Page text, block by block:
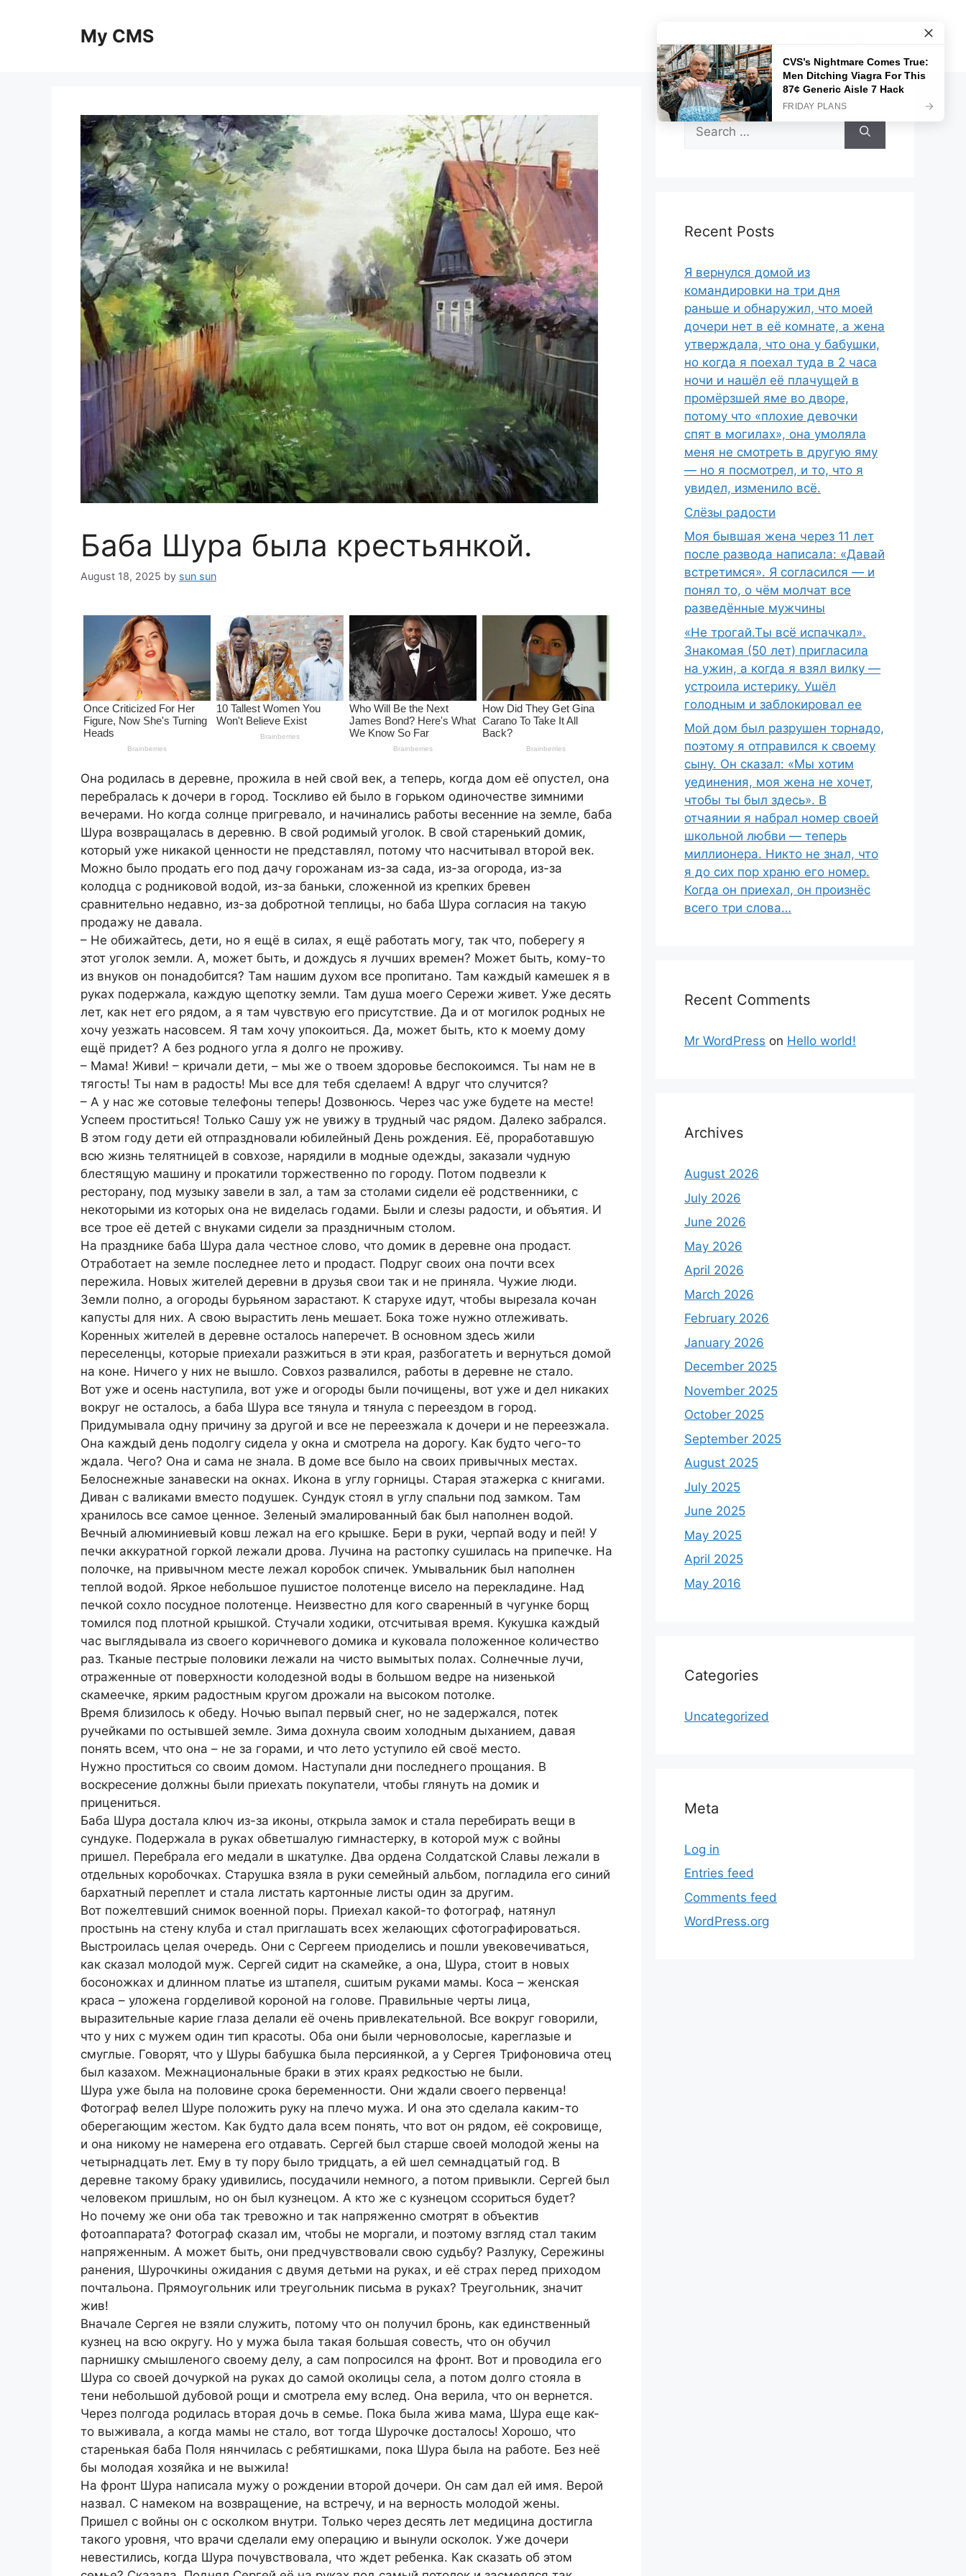
My CMS
Баба Шура была крестьянкой.
August 18, 2025 by sun sun
Она родилась в деревне, прожила в ней свой век, а теперь, когда дом её опустел, она
перебралась к дочери в город. Тоскливо ей было в горьком одиночестве зимними
вечерами. Но когда солнце пригревало, и начинались работы весенние на земле, баба
Шура возвращалась в деревню. В свой родимый уголок. В свой старенький домик,
который уже никакой ценности не представлял, потому что насчитывал второй век.
Можно было продать его под дачу горожанам из-за сада, из-за огорода, из-за
колодца с родниковой водой, из-за баньки, сложенной из крепких бревен
сравнительно недавно, из-за добротной теплицы, но баба Шура согласия на такую
продажу не давала.
– Не обижайтесь, дети, но я ещё в силах, я ещё работать могу, так что, поберегу я
этот уголок земли. А, может быть, и дождусь я лучших времен? Может быть, кому-то
из внуков он понадобится? Там нашим духом все пропитано. Там каждый камешек я в
руках подержала, каждую щепотку земли. Там душа моего Сережи живет. Уже десять
лет, как нет его рядом, а я там чувствую его присутствие. Да и от могилок родных не
хочу уезжать насовсем. Я там хочу упокоиться. Да, может быть, кто к моему дому
ещё придет? А без родного угла я долго не проживу.
– Мама! Живи! – кричали дети, – мы же о твоем здоровье беспокоимся. Ты нам не в
тягость! Ты нам в радость! Мы все для тебя сделаем! А вдруг что случится?
– А у нас же сотовые телефоны теперь! Дозвонюсь. Через час уже будете на месте!
Успеем проститься! Только Сашу уж не увижу в трудный час рядом. Далеко забрался.
В этом году дети ей отпраздновали юбилейный День рождения. Её, проработавшую
всю жизнь телятницей в совхозе, нарядили в модные одежды, заказали чудную
блестящую машину и прокатили торжественно по городу. Потом подвезли к
ресторану, под музыку завели в зал, а там за столами сидели её родственники, с
некоторыми из которых она не виделась годами. Были и слезы радости, и объятия. И
все трое её детей с внуками сидели за праздничным столом.
На празднике баба Шура дала честное слово, что домик в деревне она продаст.
Отработает на земле последнее лето и продаст. Подруг своих она почти всех
пережила. Новых жителей деревни в друзья свои так и не приняла. Чужие люди.
Земли полно, а огороды бурьяном зарастают. К старухе идут, чтобы вырезала кочан
капусты для них. А свою вырастить лень мешает. Бока тоже нужно отлеживать.
Коренных жителей в деревне осталось наперечет. В основном здесь жили
переселенцы, которые приехали разжиться в эти края, разбогатеть и вернуться домой
на коне. Ничего у них не вышло. Совхоз развалился, работы в деревне не стало.
Вот уже и осень наступила, вот уже и огороды были почищены, вот уже и дел никаких
вокруг не осталось, а баба Шура все тянула и тянула с переездом в город.
Придумывала одну причину за другой и все не переезжала к дочери и не переезжала.
Она каждый день подолгу сидела у окна и смотрела на дорогу. Как будто чего-то
ждала. Чего? Она и сама не знала. В доме все было на своих привычных местах.
Белоснежные занавески на окнах. Икона в углу горницы. Старая этажерка с книгами.
Диван с валиками вместо подушек. Сундук стоял в углу спальни под замком. Там
хранилось все самое ценное. Зеленый эмалированный бак был наполнен водой.
Вечный алюминиевый ковш лежал на его крышке. Бери в руки, черпай воду и пей! У
печки аккуратной горкой лежали дрова. Лучина на растопку сушилась на припечке. На
полочке, на привычном месте лежал коробок спичек. Умывальник был наполнен
теплой водой. Яркое небольшое пушистое полотенце висело на перекладине. Над
печкой сохло посудное полотенце. Неизвестно для кого сваренный в чугунке борщ
томился под плотной крышкой. Стучали ходики, отсчитывая время. Кукушка каждый
час выглядывала из своего коричневого домика и куковала положенное количество
раз. Тканые пестрые половики лежали на чисто вымытых полах. Солнечные лучи,
отраженные от поверхности колодезной воды в большом ведре на низенькой
скамеечке, ярким радостным кругом дрожали на высоком потолке.
Время близилось к обеду. Ночью выпал первый снег, но не задержался, потек
ручейками по остывшей земле. Зима дохнула своим холодным дыханием, давая
понять всем, что она – не за горами, и что лето уступило ей своё место.
Нужно проститься со своим домом. Наступали дни последнего прощания. В
воскресение должны были приехать покупатели, чтобы глянуть на домик и
прицениться.
Баба Шура достала ключ из-за иконы, открыла замок и стала перебирать вещи в
сундуке. Подержала в руках обветшалую гимнастерку, в которой муж с войны
пришел. Перебрала его медали в шкатулке. Два ордена Солдатской Славы лежали в
отдельных коробочках. Старушка взяла в руки семейный альбом, погладила его синий
бархатный переплет и стала листать картонные листы один за другим.
Вот пожелтевший снимок военной поры. Приехал какой-то фотограф, натянул
простынь на стену клуба и стал приглашать всех желающих сфотографироваться.
Выстроилась целая очередь. Они с Сергеем приоделись и пошли увековечиваться,
как сказал молодой муж. Сергей сидит на скамейке, а она, Шура, стоит в новых
босоножках и длинном платье из штапеля, сшитым руками мамы. Коса – женская
краса – уложена горделивой короной на голове. Правильные черты лица,
выразительные карие глаза делали её очень привлекательной. Все вокруг говорили,
что у них с мужем один тип красоты. Оба они были черноволосые, кареглазые и
смуглые. Говорят, что у Шуры бабушка была персиянкой, а у Сергея Трифоновича отец
был казахом. Межнациональные браки в этих краях редкостью не были.
Шура уже была на половине срока беременности. Они ждали своего первенца!
Фотограф велел Шуре положить руку на плечо мужа. И она это сделала каким-то
оберегающим жестом. Как будто дала всем понять, что вот он рядом, её сокровище,
и она никому не намерена его отдавать. Сергей был старше своей молодой жены на
четырнадцать лет. Ему в ту пору было тридцать, а ей шел семнадцатый год. В
деревне такому браку удивились, посудачили немного, а потом привыкли. Сергей был
человеком пришлым, но он был кузнецом. А кто же с кузнецом ссориться будет?
Но почему же они оба так тревожно и так напряженно смотрят в объектив
фотоаппарата? Фотограф сказал им, чтобы не моргали, и поэтому взгляд стал таким
напряженным. А может быть, они предчувствовали свою судьбу? Разлуку, Сережины
ранения, Шурочкины ожидания с двумя детьми на руках, и её страх перед приходом
почтальона. Прямоугольник или треугольник письма в руках? Треугольник, значит
жив!
Вначале Сергея не взяли служить, потому что он получил бронь, как единственный
кузнец на всю округу. Но у мужа была такая большая совесть, что он обучил
парнишку смышленого своему делу, а сам попросился на фронт. Вот и проводила его
Шура со своей дочуркой на руках до самой околицы села, а потом долго стояла в
тени небольшой дубовой рощи и смотрела ему вслед. Она верила, что он вернется.
Через полгода родилась вторая дочь в семье. Пока была жива мама, Шура еще как-
то выживала, а когда мамы не стало, вот тогда Шурочке досталось! Хорошо, что
старенькая баба Поля нянчилась с ребятишками, пока Шура была на работе. Без неё
бы молодая хозяйка и не выжила!
На фронт Шура написала мужу о рождении второй дочери. Он сам дал ей имя. Верой
назвал. С намеком на возвращение, на встречу, и на верность молодой жены.
Пришел с войны он с осколком внутри. Только через десять лет медицина достигла
такого уровня, что врачи сделали ему операцию и вынули осколок. Уже дочери
невестились, когда Шура почувствовала, что ждет ребенка. Как сказать об этом
Search
for:
Recent Posts
Я вернулся домой из
командировки на три дня
раньше и обнаружил, что моей
дочери нет в её комнате, а жена
утверждала, что она у бабушки,
но когда я поехал туда в 2 часа
ночи и нашёл её плачущей в
промёрзшей яме во дворе,
потому что «плохие девочки
спят в могилах», она умоляла
меня не смотреть в другую яму
— но я посмотрел, и то, что я
увидел, изменило всё.
Слёзы радости
Моя бывшая жена через 11 лет
после развода написала: «Давай
встретимся». Я согласился — и
понял то, о чём молчат все
разведённые мужчины
«Не трогай.Ты всё испачкал».
Знакомая (50 лет) пригласила
на ужин, а когда я взял вилку —
устроила истерику. Ушёл
голодным и заблокировал ее
Мой дом был разрушен торнадо,
поэтому я отправился к своему
сыну. Он сказал: «Мы хотим
уединения, моя жена не хочет,
чтобы ты был здесь». В
отчаянии я набрал номер своей
школьной любви — теперь
миллионера. Никто не знал, что
я до сих пор храню его номер.
Когда он приехал, он произнёс
всего три слова…
Recent Comments
Mr WordPress on Hello world!
Archives
August 2026
July 2026
June 2026
May 2026
April 2026
March 2026
February 2026
January 2026
December 2025
November 2025
October 2025
September 2025
August 2025
July 2025
June 2025
May 2025
April 2025
May 2016
Categories
Uncategorized
Meta
Log in
Entries feed
Comments feed
WordPress.org